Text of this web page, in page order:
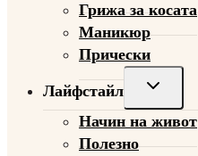
Грижа за косата
Маникюр
Прически
Лайфстайл
Toggle
child
menu
Начин на живот
Полезно